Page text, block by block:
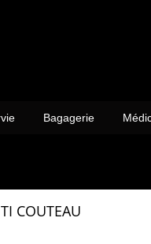
Bagagerie
COUTEAU